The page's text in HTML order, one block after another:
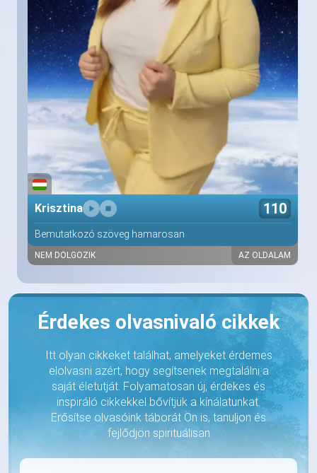
Krisztina 110
Bemutatkozó szöveg hamarosan
NEM DOLGOZIK AZ OLDALAM
Érdekes olvasnivaló cikkek
Itt olyan cikkeket találhat, amelyeket érdemes
elolvasni azért, hogy segítsenek megtalálni a
saját életutját. Folyamatosan új, érdekes és
inspiráló cikkekkel bővítjük a kínálatunkat.
Erősítse olvasóink táborát Ön is, tanuljon és
fejlődjön spirituálisan